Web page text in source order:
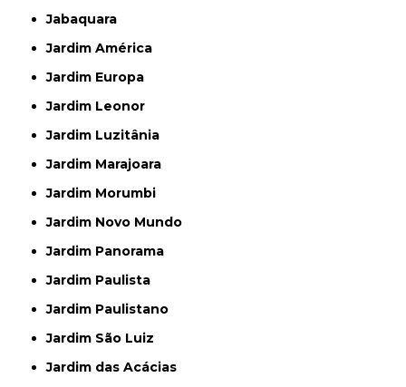
Jabaquara
Jardim América
Jardim Europa
Jardim Leonor
Jardim Luzitânia
Jardim Marajoara
Jardim Morumbi
Jardim Novo Mundo
Jardim Panorama
Jardim Paulista
Jardim Paulistano
Jardim São Luiz
Jardim das Acácias